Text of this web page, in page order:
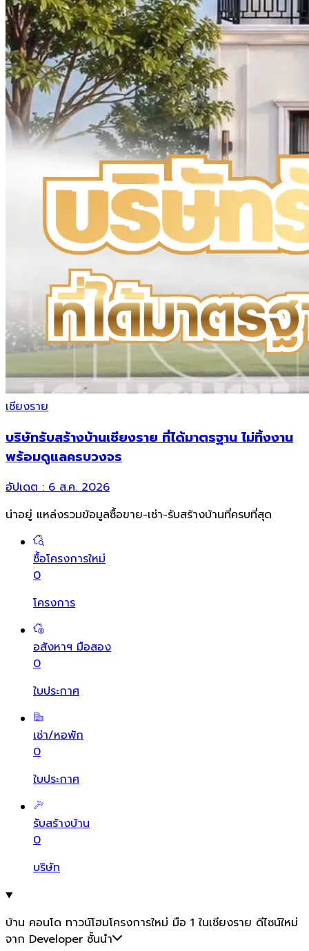
เชียงราย
บริษัทรับสร้างบ้านเชียงราย ที่ได้มาตรฐาน ไม่ทิ้งงาน
พร้อมดูแลครบวงจร
อัปเดต :6 ส.ค. 2026
น่าอยู่ แหล่งรวมข้อมูลซื้อขาย-เช่า-รับสร้างบ้านที่ครบที่สุด
ซื้อโครงการใหม่
0
โครงการ
อสังหาฯ มือสอง
0
ใบประกาศ
เช่า/หอพัก
0
ใบประกาศ
รับสร้างบ้าน
0
บริษัท
บ้าน คอนโด ทาวน์โฮมโครงการใหม่ มือ 1 ในเชียงราย ดีไซน์ใหม่
จาก Developer ชั้นนำ